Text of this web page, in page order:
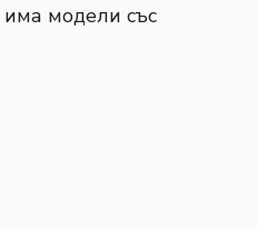
модели със